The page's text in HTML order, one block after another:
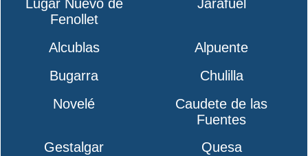
Lugar Nuevo de
Fenollet
Jarafuel
Alcublas
Alpuente
Bugarra
Chulilla
Novelé
Caudete de las
Fuentes
Gestalgar
Quesa